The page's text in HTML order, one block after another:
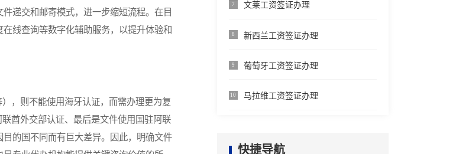
递交和邮寄模式，进一步缩短流程。在目
线查询等数字化辅助服务，以提升体验和
，则不能使用海牙认证，而需办理更为复
酋外交部认证、最后是文件使用国驻阿联
的国不同而有巨大差异。因此，明确文件
7 文莱工资签证办理
8 新西兰工资签证办理
9 葡萄牙工资签证办理
10 马拉维工资签证办理
快捷导航